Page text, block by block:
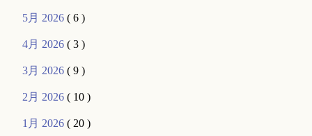
5月 2026( 6 )
4月 2026( 3 )
3月 2026( 9 )
2月 2026( 10 )
1月 2026( 20 )